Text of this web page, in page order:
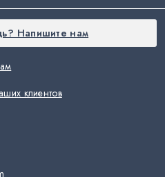
клиентов
Напишите нам